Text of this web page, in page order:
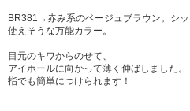
BR381→赤み系のベージュブラウン。シ
使えそうな万能カラー。
目元のキワからのせて、
アイホールに向かって薄く伸ばしました。
指でも簡単につけられます！